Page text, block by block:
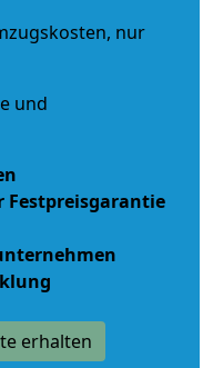
nur
und
Festpreisgarantie
erhalten